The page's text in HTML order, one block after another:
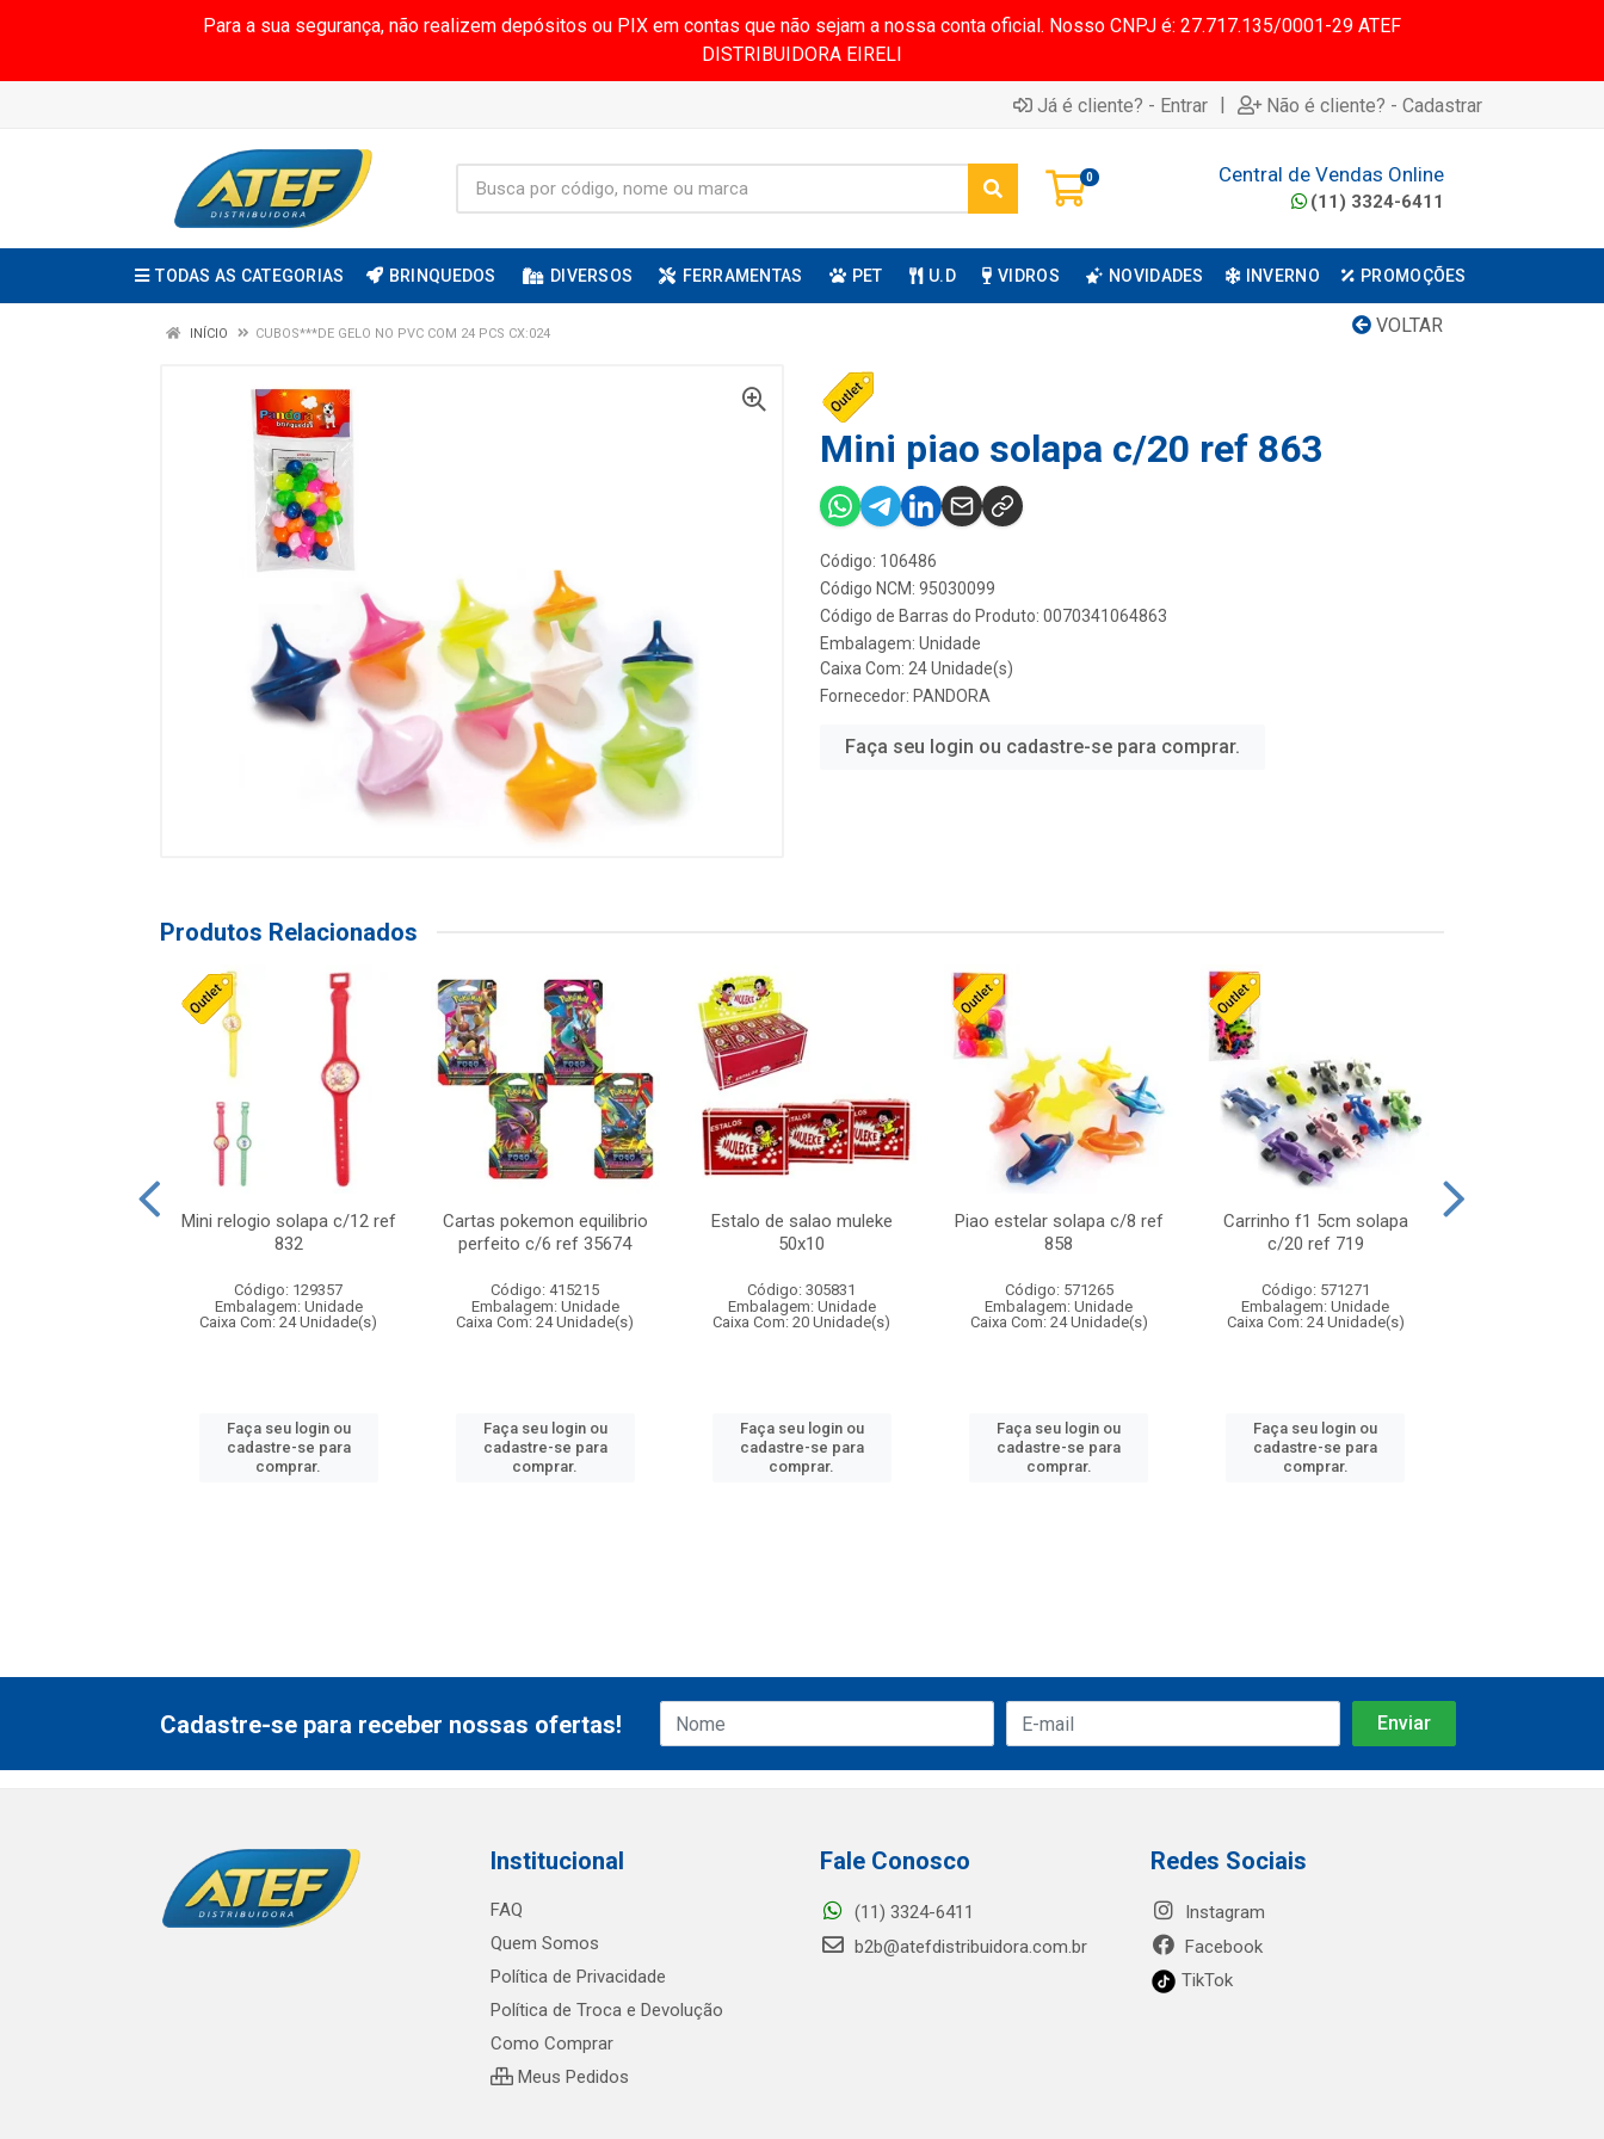
Para a sua segurança, não realizem depósitos ou PIX em contas que não sejam a nossa conta oficial. Nosso CNPJ é: 27.717.135/0001-29 ATEF
DISTRIBUIDORA EIRELI
Já é cliente? - Entrar | Não é cliente? - Cadastrar
0 Central de Vendas Online
(11) 3324-6411
TODAS AS CATEGORIAS BRINQUEDOS DIVERSOS FERRAMENTAS PET U.D VIDROS NOVIDADES INVERNO PROMOÇÕES
VOLTAR
INÍCIO CUBOS***DE GELO NO PVC COM 24 PCS CX:024
Mini piao solapa c/20 ref 863
Código: 106486
Código NCM: 95030099
Código de Barras do Produto: 0070341064863
Embalagem: Unidade
Caixa Com: 24 Unidade(s)
Fornecedor: PANDORA
Faça seu login ou cadastre-se para comprar.
Produtos Relacionados
Mini relogio solapa c/12 ref
832
Código: 129357
Embalagem: Unidade
Caixa Com: 24 Unidade(s)
Faça seu login ou
cadastre-se para
comprar.
Cartas pokemon equilibrio
perfeito c/6 ref 35674
Código: 415215
Embalagem: Unidade
Caixa Com: 24 Unidade(s)
Faça seu login ou
cadastre-se para
comprar.
Estalo de salao muleke
50x10
Código: 305831
Embalagem: Unidade
Caixa Com: 20 Unidade(s)
Faça seu login ou
cadastre-se para
comprar.
Piao estelar solapa c/8 ref
858
Código: 571265
Embalagem: Unidade
Caixa Com: 24 Unidade(s)
Faça seu login ou
cadastre-se para
comprar.
Carrinho f1 5cm solapa
c/20 ref 719
Código: 571271
Embalagem: Unidade
Caixa Com: 24 Unidade(s)
Faça seu login ou
cadastre-se para
comprar.
Cadastre-se para receber nossas ofertas!
Institucional
FAQ
Quem Somos
Política de Privacidade
Política de Troca e Devolução
Como Comprar
Meus Pedidos
Fale Conosco
(11) 3324-6411
b2b@atefdistribuidora.com.br
Redes Sociais
Instagram
Facebook
TikTok